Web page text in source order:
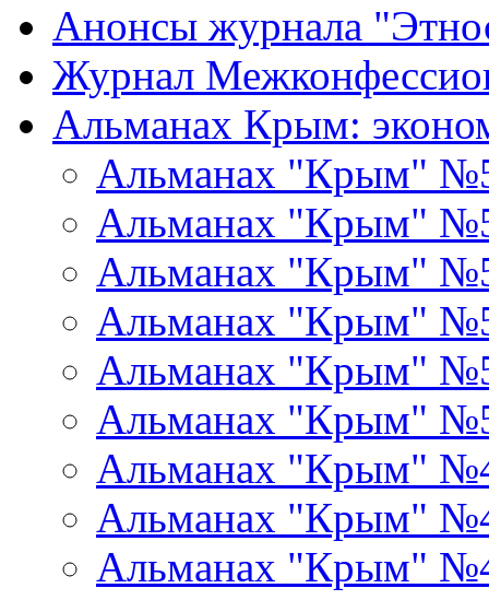
Анонсы журнала
Журнал
Альманах Крым:
Альманах "Крым"
Альманах "Крым"
Альманах "Крым"
Альманах "Крым"
Альманах "Крым"
Альманах "Крым"
Альманах "Крым"
Альманах "Крым"
Альманах "Крым"